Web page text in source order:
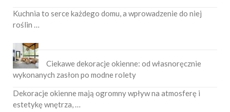
Kuchnia to serce każdego domu, a wprowadzenie do niej
roślin …
Ciekawe dekoracje okienne: od własnoręcznie
wykonanych zasłon po modne rolety
Dekoracje okienne mają ogromny wpływ na atmosferę i
estetykę wnętrza, …